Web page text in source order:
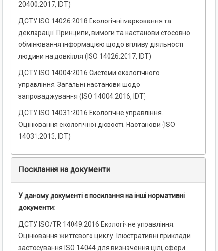
20400:2017, IDT)
ДСТУ ISO 14026:2018 Екологічні марковання та
декларації. Принципи, вимоги та настанови стосовно
обмінювання інформацією щодо впливу діяльності
людини на довкілля (ISO 14026:2017, IDT)
ДСТУ ISO 14004:2016 Системи екологічного
управління. Загальні настанови щодо
запроваджування (ISO 14004:2016, IDT)
ДСТУ ISO 14031:2016 Екологічне управління.
Оцінювання екологічної дієвості. Настанови (ISO
14031:2013, IDT)
Посилання на документи
У даному документі є посилання на інші нормативні
документи:
ДСТУ ISO/TR 14049:2016 Екологічне управління.
Оцінювання життєвого циклу. Ілюстративні приклади
застосування ISO 14044 для визначення цілі, сфери